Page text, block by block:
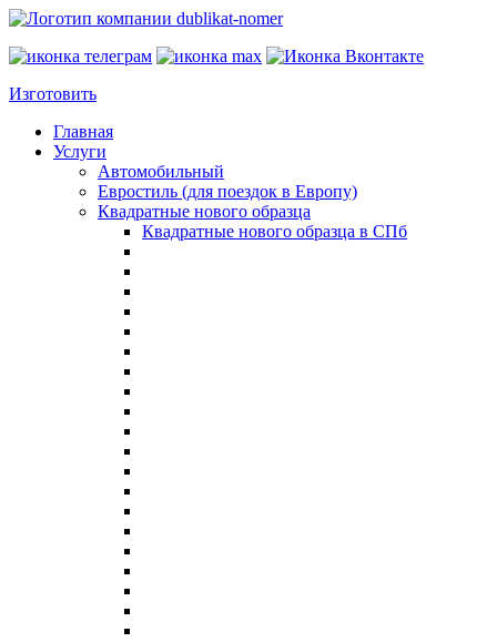
Изготовить
Главная
Услуги
Автомобильный
Евростиль (для поездок в Европу)
Квадратные нового образца
Квадратные нового образца в СПб